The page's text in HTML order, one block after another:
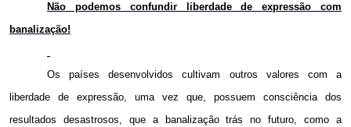
Não podemos confundir liberdade de expressão com
banalização!
Os países desenvolvidos cultivam outros valores com a
liberdade de expressão, uma vez que, possuem consciência dos
resultados desastrosos, que a banalização trás no futuro, como a